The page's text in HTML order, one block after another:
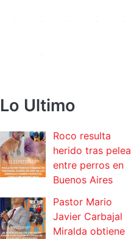
Lo Ultimo
Roco resulta
herido tras pelea
entre perros en
Buenos Aires
Pastor Mario
Javier Carbajal
Miralda obtiene